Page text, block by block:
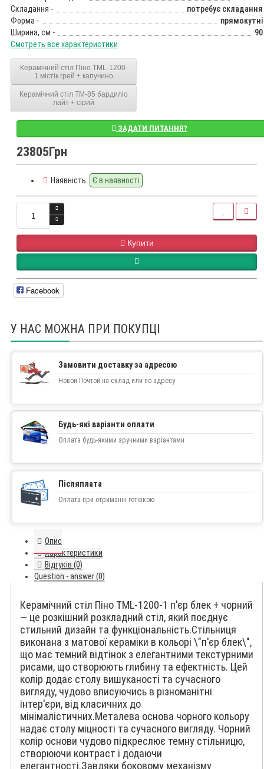
Складання -
потребує складання
Форма -
прямокутні
Ширина, см -
90
Смотреть все характеристики
Керамічний стіл Піно TML-1200-
1 містік грей + капучино
Керамічний стіл TM-85 бардиліо
лайт + сірий
ЗАДАТИ ПИТАННЯ?
23805Грн
Наявність: Є в наявності
Купити
Facebook
У НАС МОЖНА ПРИ ПОКУПЦІ
Замовити доставку за адресою
Новой Почтой на склад или по адресу
Будь-які варіанти оплати
Оплата будь-якими зручними варіантами
Післяплата
Оплата при отриманні готівкою
Опис
Характеристики
Відгуків (0)
Question - answer (0)
Керамічний стіл Піно TML-1200-1 п'єр блек + чорний
— це розкішний розкладний стіл, який поєднує
стильний дизайн та функціональність.Стільниця
виконана з матової кераміки в кольорі \"п'єр блек\",
що має темний відтінок з елегантними текстурними
рисами, що створюють глибину та ефектність. Цей
колір додає столу вишуканості та сучасного
вигляду, чудово вписуючись в різноманітні
інтер'єри, від класичних до
мінімалістичних.Металева основа чорного кольору
надає столу міцності та сучасного вигляду. Чорний
колір основи чудово підкреслює темну стільницю,
створюючи контраст і додаючи
елегантності.Завдяки боковому механізму